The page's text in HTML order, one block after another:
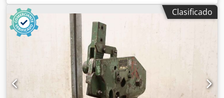
redondo -Longitud de la hoja de corte: 200 mm Dksdsfgi
Nmepfx Akajr -Dimensiones: 380/160/A1240 mm -Peso: 22
kg
Clasificado